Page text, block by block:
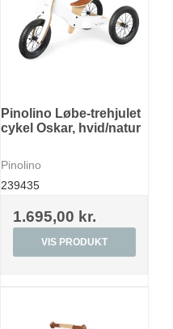
Pinolino Løbe-trehjulet
cykel Oskar, hvid/natur
Pinolino
239435
1.695,00 kr.
VIS PRODUKT